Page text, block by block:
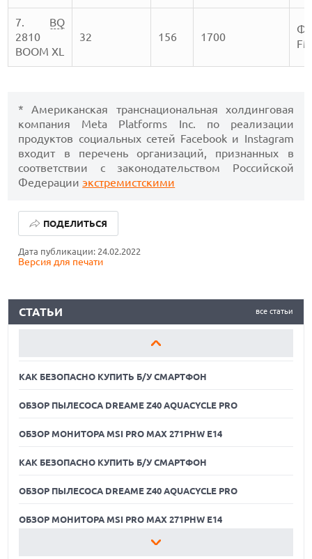
7. BQ
2810
BOOM XL
32 156 1700
* Американская транснациональная холдинговая
компания Meta Platforms Inc. по реализации
продуктов социальных сетей Facebook и Instagram
входит в перечень организаций, признанных в
соответствии с законодательством Российской
Федерации экстремистскими
Дата публикации: 24.02.2022
Версия для печати
ПОДЕЛИТЬСЯ
все статьи
СТАТЬИ
ОБЗОР ПЫЛЕСОСА DREAME Z40 AQUACYCLE PRO
ОБЗОР МОНИТОРА MSI PRO MAX 271PHW E14
ОБЗОР ПЫЛЕСОСА DREAME Z40 AQUACYCLE PRO
ОБЗОР МОНИТОРА MSI PRO MAX 271PHW E14
КАК БЕЗОПАСНО КУПИТЬ Б/У СМАРТФОН
ОБЗОР ПЫЛЕСОСА DREAME Z40 AQUACYCLE PRO
ОБЗОР МОНИТОРА MSI PRO MAX 271PHW E14
КАК БЕЗОПАСНО КУПИТЬ Б/У СМАРТФОН
ОБЗОР ПЫЛЕСОСА DREAME Z40 AQUACYCLE PRO
ОБЗОР МОНИТОРА MSI PRO MAX 271PHW E14
КАК БЕЗОПАСНО КУПИТЬ Б/У СМАРТФОН
06.08.2026